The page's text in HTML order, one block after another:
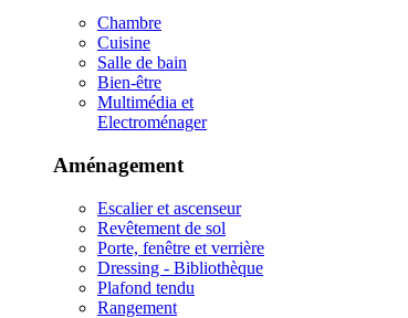
Chambre
Cuisine
Salle de bain
Bien-être
Multimédia et
Electroménager
Aménagement
Escalier et ascenseur
Revêtement de sol
Porte, fenêtre et verrière
Dressing - Bibliothèque
Plafond tendu
Rangement